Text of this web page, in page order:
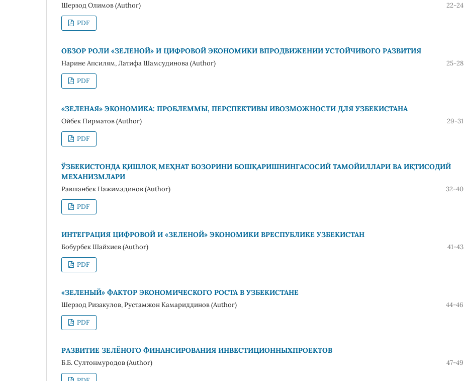
Шерзод Олимов (Author) 22-24
PDF
ОБЗОР РОЛИ «ЗЕЛЕНОЙ» И ЦИФРОВОЙ ЭКОНОМИКИ ВПРОДВИЖЕНИИ УСТОЙЧИВОГО РАЗВИТИЯ
Нарине Апсилям, Латифа Шамсудинова (Author) 25-28
PDF
«ЗЕЛЕНАЯ» ЭКОНОМИКА: ПРОБЛЕММЫ, ПЕРСПЕКТИВЫ ИВОЗМОЖНОСТИ ДЛЯ УЗБЕКИСТАНА
Ойбек Пирматов (Author) 29-31
PDF
ЎЗБЕКИСТОНДА ҚИШЛОҚ МЕҲНАТ БОЗОРИНИ БОШҚАРИШНИНГАСОСИЙ ТАМОЙИЛЛАРИ ВА ИҚТИСОДИЙ
МЕХАНИЗМЛАРИ
Равшанбек Нажимадинов (Author) 32-40
PDF
ИНТЕГРАЦИЯ ЦИФРОВОЙ И «ЗЕЛЕНОЙ» ЭКОНОМИКИ ВРЕСПУБЛИКЕ УЗБЕКИСТАН
Бобурбек Шайхиев (Author) 41-43
PDF
«ЗЕЛЕНЫЙ» ФАКТОР ЭКОНОМИЧЕСКОГО РОСТА В УЗБЕКИСТАНЕ
Шерзод Ризакулов, Рустамжон Камариддинов (Author) 44-46
PDF
РАЗВИТИЕ ЗЕЛЁНОГО ФИНАНСИРОВАНИЯ ИНВЕСТИЦИОННЫХПРОЕКТОВ
Б.Б. Султонмуродов (Author) 47-49